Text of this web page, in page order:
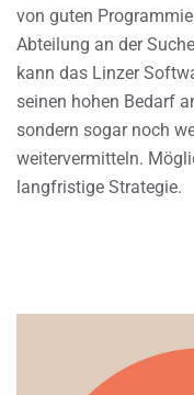
von guten
Abteilung an der
kann das Linzer
seinen hohen Bedarf
sondern sogar noch
weitervermitteln.
langfristige Strategie.